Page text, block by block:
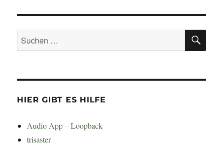
Suchen
nach:
HIER GIBT ES HILFE
Audio App – Loopback
trisaster